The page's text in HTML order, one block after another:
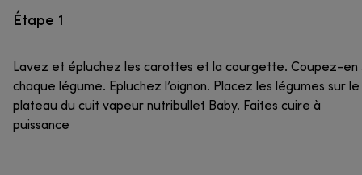
Étape 1
Lavez et épluchez les carottes et la courgette. Coupez-en
chaque légume. Epluchez l’oignon. Placez les légumes sur le
plateau du cuit vapeur nutribullet Baby. Faites cuire à
puissance